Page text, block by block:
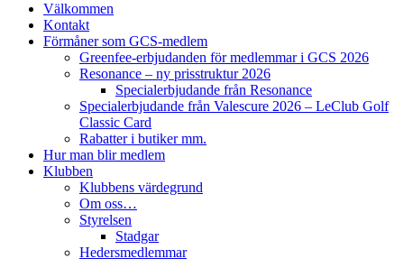
Välkommen
Kontakt
Förmåner som GCS-medlem
Greenfee-erbjudanden för medlemmar i GCS 2026
Resonance – ny prisstruktur 2026
Specialerbjudande från Resonance
Specialerbjudande från Valescure 2026 – LeClub Golf
Classic Card
Rabatter i butiker mm.
Hur man blir medlem
Klubben
Klubbens värdegrund
Om oss…
Styrelsen
Stadgar
Hedersmedlemmar